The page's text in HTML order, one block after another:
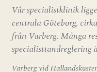
Vår specialistklinik
centrala Göteborg,
från Varberg. Många
specialisttandreglering
Varberg vid